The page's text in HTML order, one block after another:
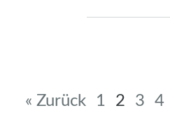
Beitragsnavigation
« Zurück 1 2 3 4